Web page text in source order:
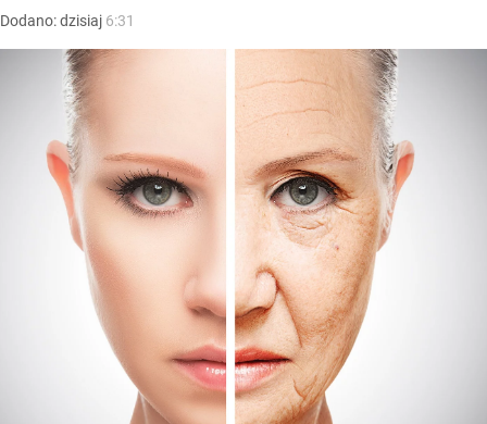
Dodano:dzisiaj 6:31